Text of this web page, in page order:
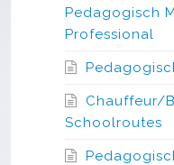
Pedagogisch
Professional
Chauffeur/
Schoolroutes